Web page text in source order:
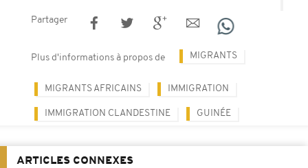
Partager
Plus d'informations à propos de MIGRANTS
MIGRANTS AFRICAINS IMMIGRATION
IMMIGRATION CLANDESTINE GUINÉE
ARTICLES CONNEXES